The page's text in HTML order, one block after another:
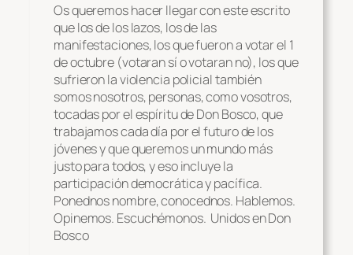
Os queremos hacer llegar con este escrito
que los de los lazos, los de las
manifestaciones, los que fueron a votar el 1
de octubre (votaran sí o votaran no), los que
sufrieron la violencia policial también
somos nosotros, personas, como vosotros,
tocadas por el espíritu de Don Bosco, que
trabajamos cada día por el futuro de los
jóvenes y que queremos un mundo más
justo para todos, y eso incluye la
participación democrática y pacífica.
Ponednos nombre, conocednos. Hablemos.
Opinemos. Escuchémonos. Unidos en Don
Bosco